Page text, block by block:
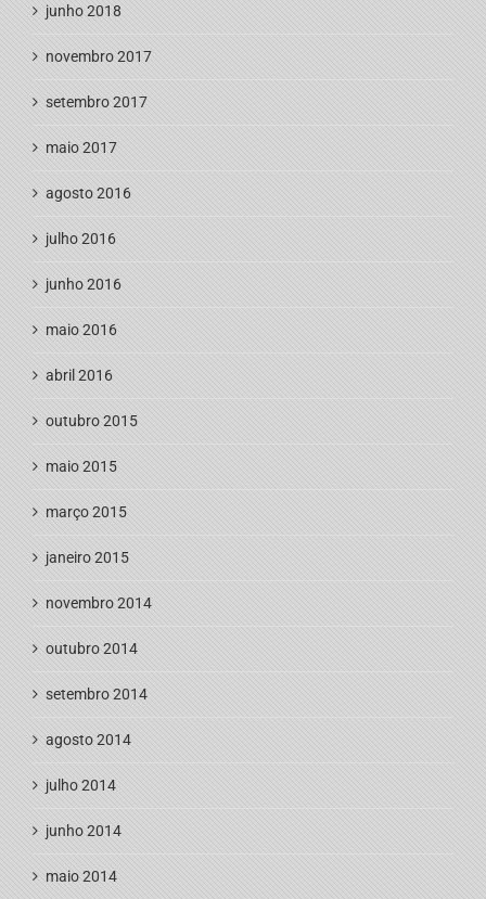
junho 2018
novembro 2017
setembro 2017
maio 2017
agosto 2016
julho 2016
junho 2016
maio 2016
abril 2016
outubro 2015
maio 2015
março 2015
janeiro 2015
novembro 2014
outubro 2014
setembro 2014
agosto 2014
julho 2014
junho 2014
maio 2014